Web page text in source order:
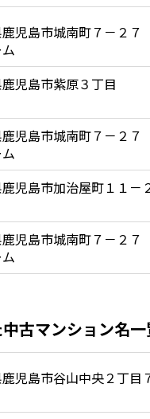
児島市城南町７－２７
児島市紫原３丁目
児島市城南町７－２７
児島市加治屋町１１－
児島市城南町７－２７
中古マンション名
児島市谷山中央２丁目